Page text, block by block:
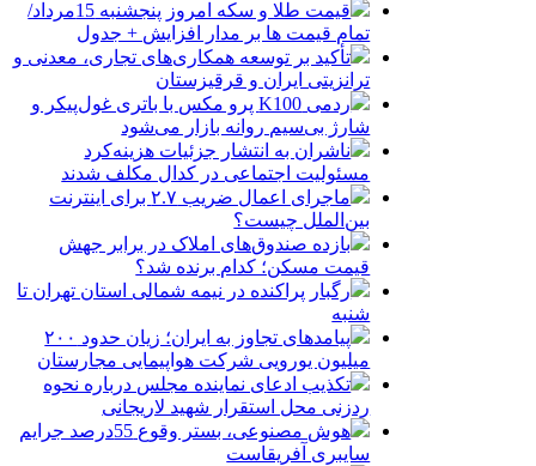
قیمت طلا و سکه امروز پنجشنبه 15مرداد/
تمام قیمت ها بر مدار افزایش + جدول
تأکید بر توسعه همکاری‌های تجاری، معدنی و
ترانزیتی ایران و قرقیزستان
ردمی K100 پرو مکس با باتری غول‌پیکر و
شارژ بی‌سیم روانه بازار می‌شود
ناشران به انتشار جزئیات هزینه‌کرد
مسئولیت اجتماعی در کدال مکلف شدند
ماجرای اعمال ضریب ۲.۷ برای اینترنت
بین‌الملل چیست؟
بازده صندوق‌های املاک در برابر جهش
قیمت مسکن؛ کدام برنده شد؟
رگبار پراکنده در نیمه شمالی استان تهران تا
شنبه
پیامدهای تجاوز به ایران؛ زیان حدود ۲۰۰
میلیون یورویی شرکت هواپیمایی مجارستان
تکذیب ادعای نماینده مجلس درباره نحوه
ردزنی محل استقرار شهید لاریجانی
هوش مصنوعی، بستر وقوع 55درصد جرایم
سایبری آفریقاست